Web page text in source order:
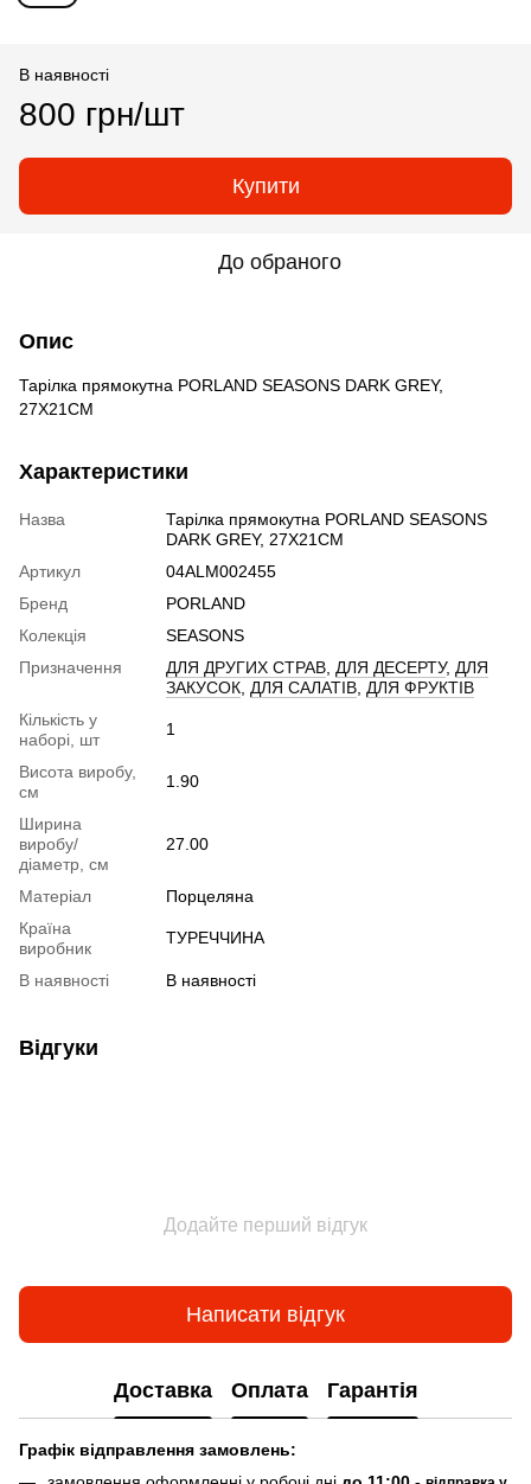
В наявності
800 грн/шт
Купити
До обраного
Опис
Тарілка прямокутна PORLAND SEASONS DARK GREY,
27X21CM
Характеристики
Назва
Тарілка прямокутна PORLAND SEASONS
DARK GREY, 27X21CM
Артикул
04ALM002455
Бренд
PORLAND
Колекція
SEASONS
Призначення
ДЛЯ ДРУГИХ СТРАВ ДЛЯ ДЕСЕРТУ, ДЛЯ
ЗАКУСОК ДЛЯ САЛАТІВ ДЛЯ ФРУКТІВ
Кількість у
наборі, шт
1
Висота виробу,
см
1.90
Ширина
виробу/
діаметр, см
27.00
Матеріал
Порцеляна
Країна
виробник
ТУРЕЧЧИНА
В наявності В наявності
Відгуки
Додайте перший відгук
Написати відгук
Доставка Оплата Гарантія
Графік відправлення замовлень: